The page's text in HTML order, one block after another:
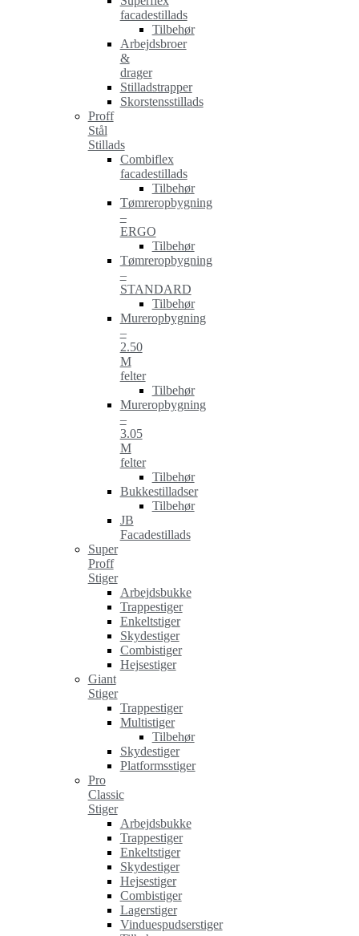
facadestillads
Tilbehør
Arbejdsbroer
&
drager
Stilladstrapper
Skorstensstillads
Proff
Stål
Stillads
Combiflex
facadestillads
Tilbehør
Tømreropbygning
–
ERGO
Tilbehør
Tømreropbygning
–
STANDARD
Tilbehør
Mureropbygning
–
2.50
M
felter
Tilbehør
Mureropbygning
–
3.05
M
felter
Tilbehør
Bukkestilladser
Tilbehør
JB
Facadestillads
Super
Proff
Stiger
Arbejdsbukke
Trappestiger
Enkeltstiger
Skydestiger
Combistiger
Hejsestiger
Giant
Stiger
Trappestiger
Multistiger
Tilbehør
Skydestiger
Platformsstiger
Pro
Classic
Stiger
Arbejdsbukke
Trappestiger
Enkeltstiger
Skydestiger
Hejsestiger
Combistiger
Lagerstiger
Vinduespudserstiger